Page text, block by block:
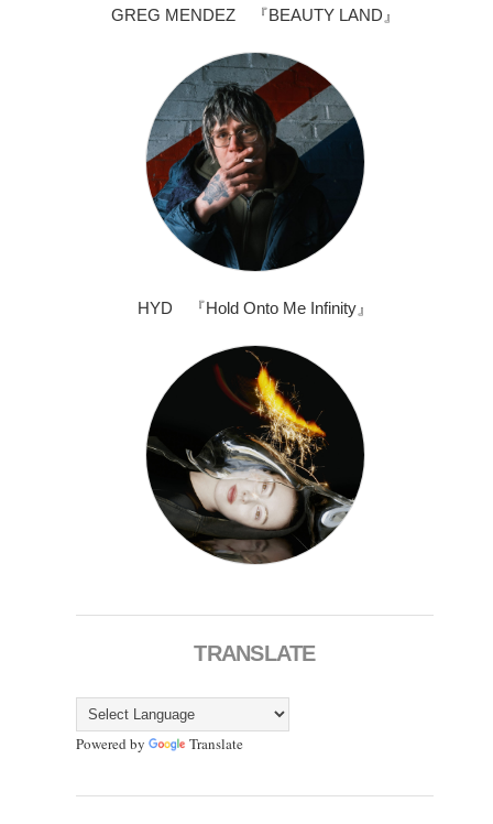
GREG MENDEZ 『BEAUTY LAND』
HYD 『Hold Onto Me Infinity』
TRANSLATE
Powered by Translate